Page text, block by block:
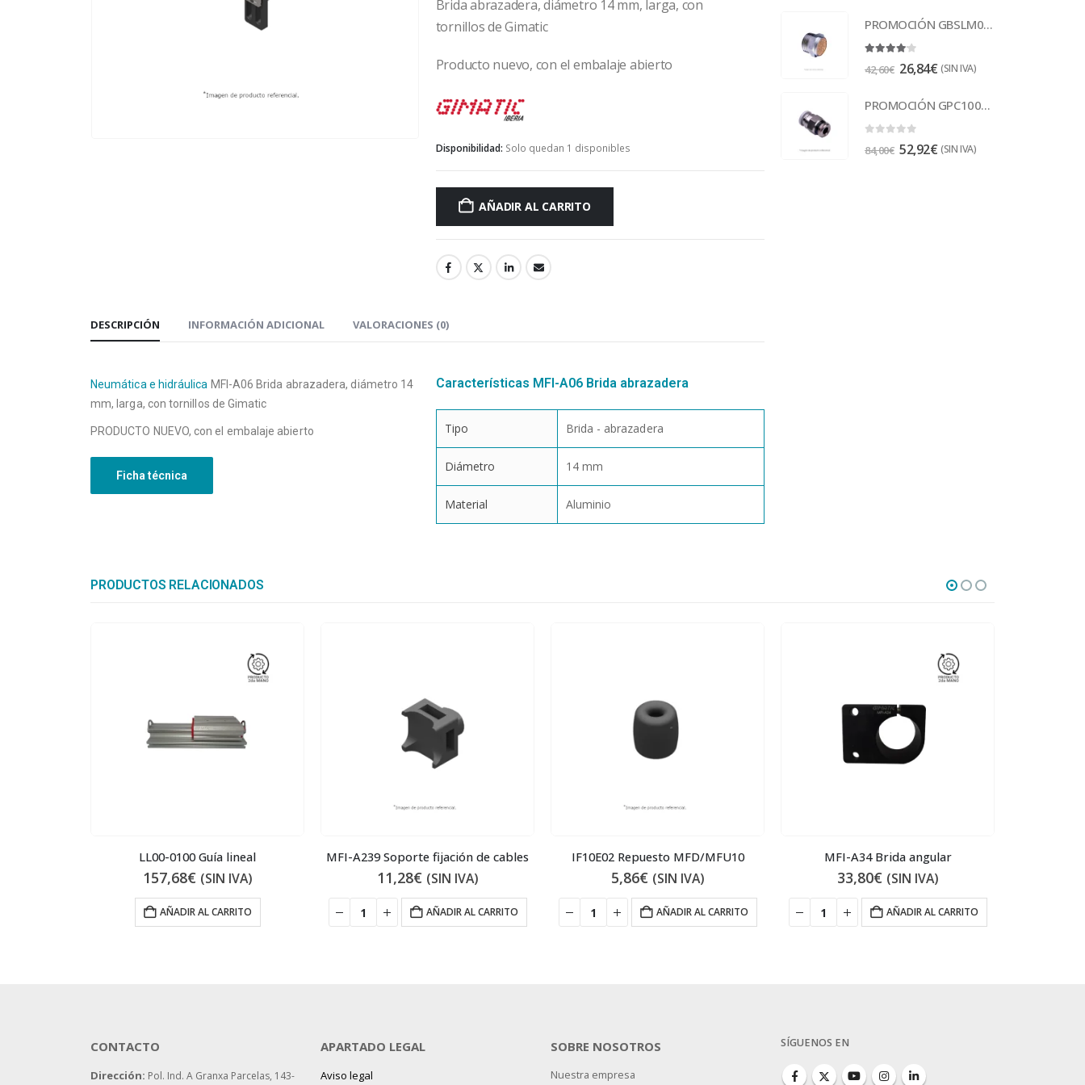
Brida abrazadera, diámetro 14 mm, larga, con
tornillos de Gimatic
Producto nuevo, con el embalaje abierto
Disponibilidad: Solo quedan 1 disponibles
AÑADIR AL CARRITO
DESCRIPCIÓN INFORMACIÓN ADICIONAL VALORACIONES (0)
Neumática e hidráulica MFI-A06 Brida abrazadera, diámetro 14
mm, larga, con tornillos de Gimatic
PRODUCTO NUEVO, con el embalaje abierto
Ficha técnica
Características MFI-A06 Brida abrazadera
Tipo Brida - abrazadera
Diámetro 14 mm
Material Aluminio
PROMOCIÓN GBSLM01 Escape 1/8
42,60€ 26,84€ (SIN IVA)
PROMOCIÓN GPC1003 Racor
84,00€ 52,92€ (SIN IVA)
PRODUCTOS RELACIONADOS
LL00-0100 Guía lineal
157,68€ (SIN IVA)
AÑADIR AL CARRITO
MFI-A239 Soporte fijación de cables
11,28€ (SIN IVA)
AÑADIR AL CARRITO
IF10E02 Repuesto MFD/MFU10
5,86€ (SIN IVA)
AÑADIR AL CARRITO
MFI-A34 Brida angular
33,80€ (SIN IVA)
AÑADIR AL CARRITO
CONTACTO
Dirección: Pol. Ind. A Granxa Parcelas, 143-
APARTADO LEGAL
Aviso legal
SOBRE NOSOTROS
Nuestra empresa
SÍGUENOS EN